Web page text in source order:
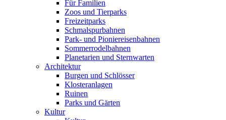
Für Familien
Zoos und Tierparks
Freizeitparks
Schmalspurbahnen
Park- und Pioniereisenbahnen
Sommerrodelbahnen
Planetarien und Sternwarten
Architektur
Burgen und Schlösser
Klosteranlagen
Ruinen
Parks und Gärten
Kultur